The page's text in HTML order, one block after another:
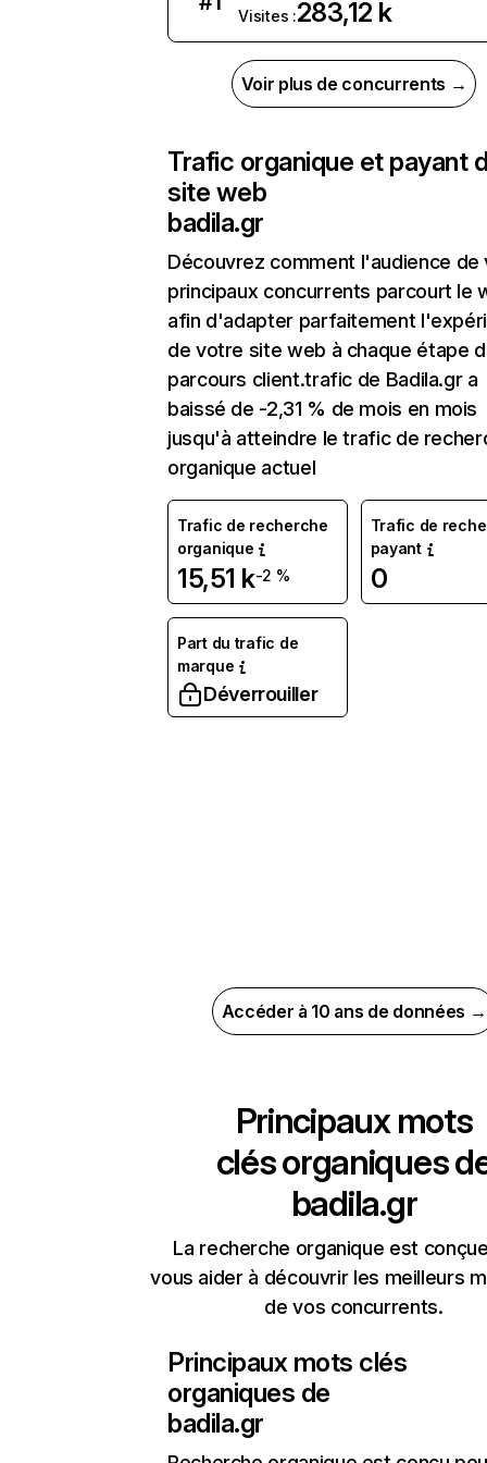
Visites :283,12 k
Voir plus de concurrents →
Trafic organique et payant
site web
badila.gr
Découvrez comment l'audience de
principaux concurrents parcourt le
afin d'adapter parfaitement
de votre site web à chaque étape
parcours client.trafic de Badila.gr a
baissé de -2,31 % de mois en mois
jusqu'à atteindre le trafic de
organique actuel
Trafic de recherche
organique
15,51 k-2 %
Trafic de
payant
0
Part du trafic de
marque
Déverrouiller
Accéder à 10 ans de données →
Principaux mots
clés organiques
badila.gr
La recherche organique est
vous aider à découvrir les meilleurs
de vos concurrents.
Principaux mots clés
organiques de
badila.gr